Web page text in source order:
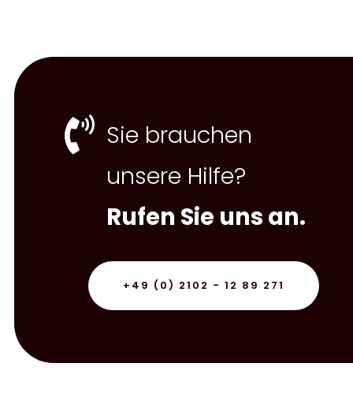
 Sie brauchen
unsere Hilfe?
Rufen Sie uns an.
+49 (0) 2102 - 12 89 271